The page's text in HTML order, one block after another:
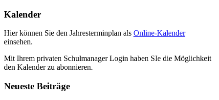
Kalender
Hier können Sie den Jahresterminplan als Online-Kalender
einsehen.
Mit Ihrem privaten Schulmanager Login haben SIe die Möglichkeit
den Kalender zu abonnieren.
Neueste Beiträge